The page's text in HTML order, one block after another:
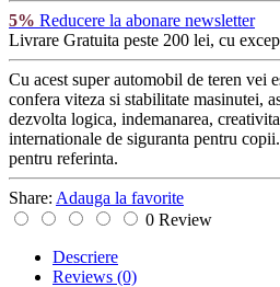
5% Reducere la abonare newsletter
Livrare Gratuita peste 200 lei, cu
Cu acest super automobil de teren vei
confera viteza si stabilitate masinutei,
dezvolta logica, indemanarea,
internationale de siguranta pentru
pentru referinta.
Share: Adauga la favorite
0 Review
Descriere
Reviews (0)